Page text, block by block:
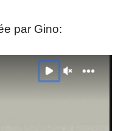
par Gino: